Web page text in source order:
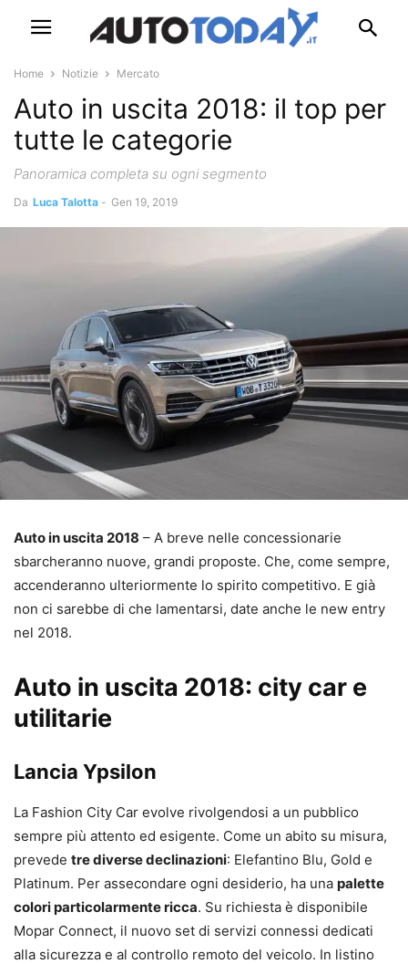
Home Notizie Mercato
Auto in uscita 2018: il top per
tutte le categorie
Panoramica completa su ogni segmento
Da Luca Talotta - Gen 19, 2019
Auto in uscita 2018 – A breve nelle concessionarie
sbarcheranno nuove, grandi proposte. Che, come sempre,
accenderanno ulteriormente lo spirito competitivo. E già
non ci sarebbe di che lamentarsi, date anche le new entry
nel 2018.
Auto in uscita 2018: city car e
utilitarie
Lancia Ypsilon
La Fashion City Car evolve rivolgendosi a un pubblico
sempre più attento ed esigente. Come un abito su misura,
prevede tre diverse declinazioni: Elefantino Blu, Gold e
Platinum. Per assecondare ogni desiderio, ha una palette
colori particolarmente ricca. Su richiesta è disponibile
Mopar Connect, il nuovo set di servizi connessi dedicati
alla sicurezza e al controllo remoto del veicolo. In listino